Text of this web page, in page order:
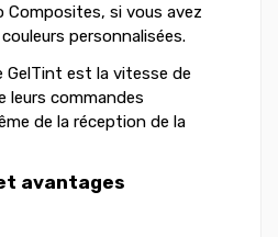
si vous avez
personnalisées.
GelTint est la vitesse de
leurs commandes
de la réception de la
avantages